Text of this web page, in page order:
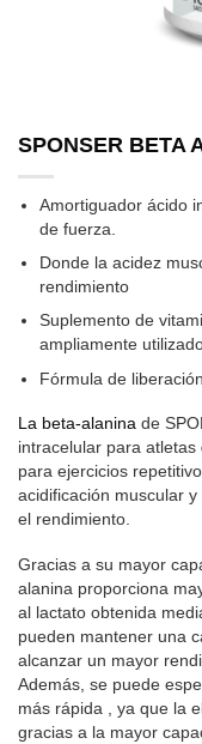
SPONSER BETA
Amortiguador ácido
de fuerza.
Donde la acidez
rendimiento
Suplemento de
ampliamente
Fórmula de
La beta-alanina de
intracelular para atletas
para ejercicios
acidificación muscular
el rendimiento.
Gracias a su mayor
alanina proporciona
al lactato obtenida
pueden mantener una
alcanzar un mayor
Además, se puede
más rápida , ya que la
gracias a la mayor